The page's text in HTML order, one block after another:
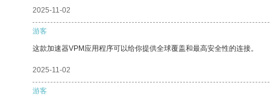
2025-11-02
游客
这款加速器VPM应用程序可以给你提供全球覆盖和最高安全性的连接。
2025-11-02
游客